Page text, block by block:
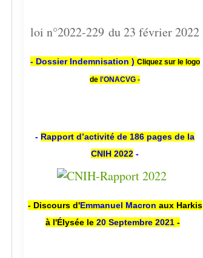
loi n°2022-229 du 23 février 2022
- Dossier Indemnisation ) Cliquez sur le logo
de l'ONACVG -
- Rapport d’activité de 186 pages de la
CNIH 2022 -
- Discours d'Emmanuel Macron aux Harkis
à l'Élysée le 20 Septembre 2021 -